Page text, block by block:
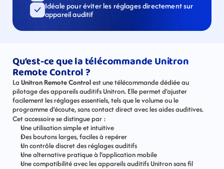
Idéale pour éviter les réglages directement sur
appareil auditif
Qu’est-ce que la télécommande Unitron
Remote Control ?
La Unitron Remote Control est une télécommande dédiée au
pilotage des appareils auditifs Unitron. Elle permet d’ajuster
facilement les réglages essentiels, tels que le volume ou le
programme d’écoute, sans contact direct avec les aides auditives.
Cet accessoire se distingue par :
Une utilisation simple et intuitive
Des boutons larges, faciles à repérer
Un contrôle discret des réglages auditifs
Une alternative pratique à l’application mobile
Une compatibilité avec les appareils auditifs Unitron sans fil